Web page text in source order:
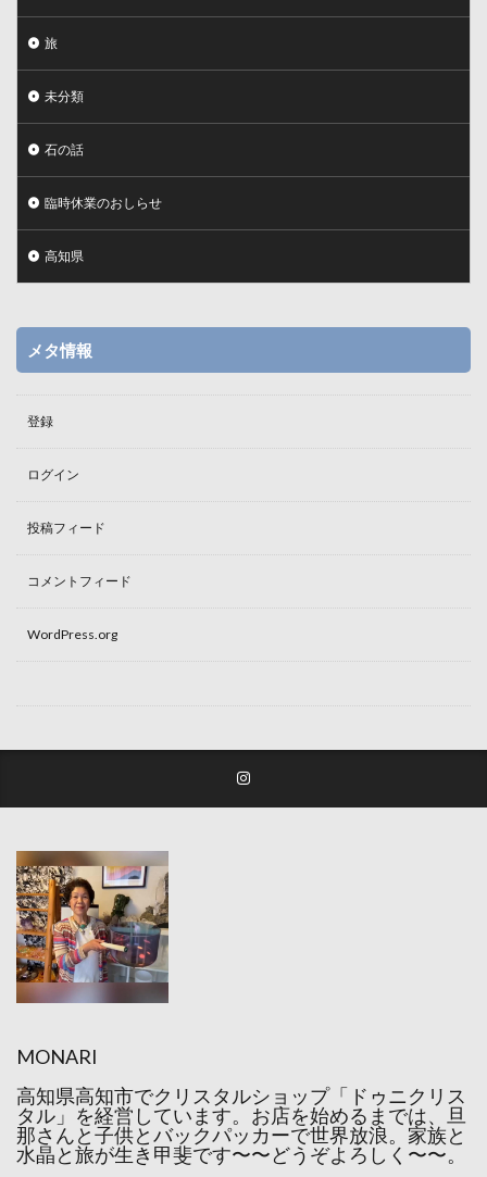
旅
未分類
石の話
臨時休業のおしらせ
高知県
メタ情報
登録
ログイン
投稿フィード
コメントフィード
WordPress.org
MONARI
高知県高知市でクリスタルショップ「ドゥニクリス
タル」を経営しています。お店を始めるまでは、旦
那さんと子供とバックパッカーで世界放浪。家族と
水晶と旅が生き甲斐です〜〜どうぞよろしく〜〜。